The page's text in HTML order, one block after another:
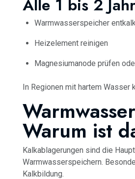
Alle 1 bis 2
Warmwasserspeicher
Heizelement reinigen
Magnesiumanode prüfen
In Regionen mit hartem Wasser
Warum ist
Kalkablagerungen sind die
Warmwasserspeichern.
Kalkbildung.